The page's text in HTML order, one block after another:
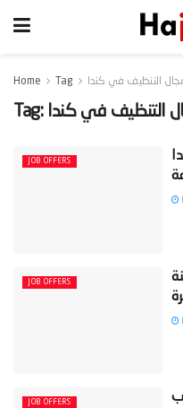
Home Tag التنظيف في كندا
Tag: التنظيف في كندا
JOB OFFERS
JOB OFFERS
JOB OFFERS